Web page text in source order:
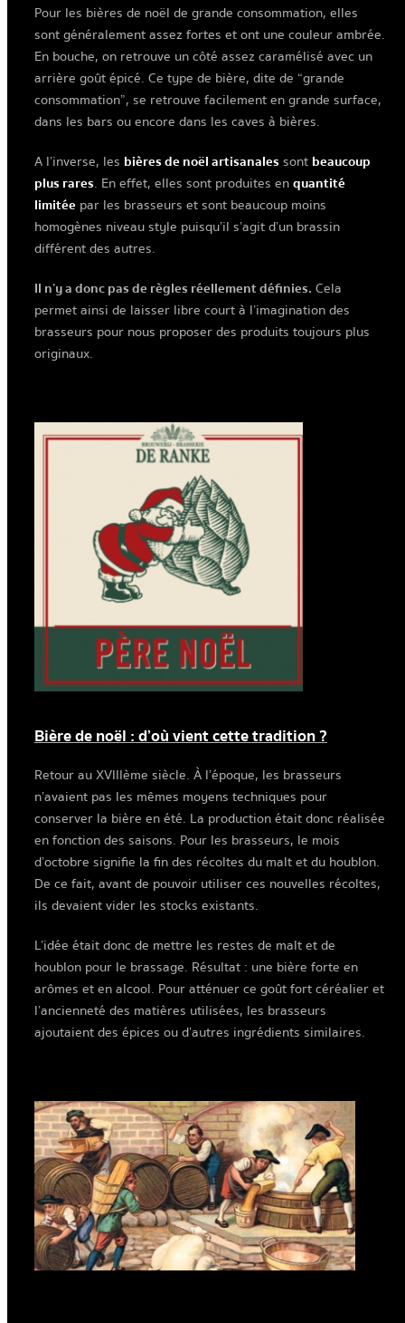
Pour les bières de noël de grande consommation, elles
sont généralement assez fortes et ont une couleur ambrée.
En bouche, on retrouve un côté assez caramélisé avec un
arrière goût épicé. Ce type de bière, dite de “grande
consommation”, se retrouve facilement en grande surface,
dans les bars ou encore dans les caves à bières.
A l’inverse, les bières de noël artisanales sont beaucoup
plus rares. En effet, elles sont produites enquantité
limitée par les brasseurs et sont beaucoup moins
homogènes niveau style puisqu’il s’agit d’un brassin
différent des autres.
Il n’y a donc pas de règles réellement définies. Cela
permet ainsi de laisser libre court à l’imagination des
brasseurs pour nous proposer des produits toujours plus
originaux.
Bière de noël : d’où vient cette tradition ?
Retour au XVIIIème siècle. À l’époque, les brasseurs
n’avaient pas les mêmes moyens techniques pour
conserver la bière en été. La production était donc réalisée
en fonction des saisons. Pour les brasseurs, le mois
d’octobre signifie la fin des récoltes du malt et du houblon.
De ce fait, avant de pouvoir utiliser ces nouvelles récoltes,
ils devaient vider les stocks existants.
L’idée était donc de mettre les restes de malt et de
houblon pour le brassage. Résultat : une bière forte en
arômes et en alcool. Pour atténuer ce goût fort céréalier et
l’ancienneté des matières utilisées, les brasseurs
ajoutaient des épices ou d’autres ingrédients similaires.